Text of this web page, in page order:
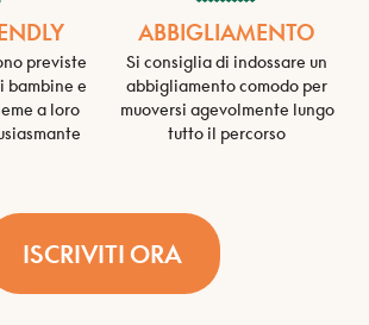
ABBIGLIAMENTO
previste
bambine e
a loro
Si consiglia di indossare un
abbigliamento comodo per
muoversi agevolmente lungo
tutto il percorso
ISCRIVITI ORA